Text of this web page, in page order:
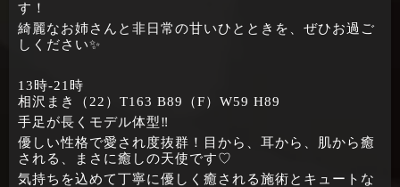
す！
綺麗なお姉さんと非日常の甘いひとときを、ぜひお過ご
しください✨
13時‐21時
相沢まき（22）T163 B89（F）W59 H89
手足が長くモデル体型‼
優しい性格で愛され度抜群！目から、耳から、肌から癒
される、まさに癒しの天使です♡
気持ちを込めて丁寧に優しく癒される施術とキュートな